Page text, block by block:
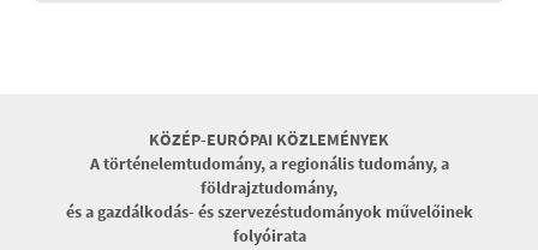
KÖZÉP-EURÓPAI KÖZLEMÉNYEK
A történelemtudomány, a regionális tudomány, a
földrajztudomány,
és a gazdálkodás- és szervezéstudományok művelőinek
folyóirata